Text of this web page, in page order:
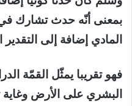
بمعنى أنّه حدث تشارك في
المادي إضافة إلى
فهو تقريبا يمثّل القمّة
البشري على الأرض وغاية